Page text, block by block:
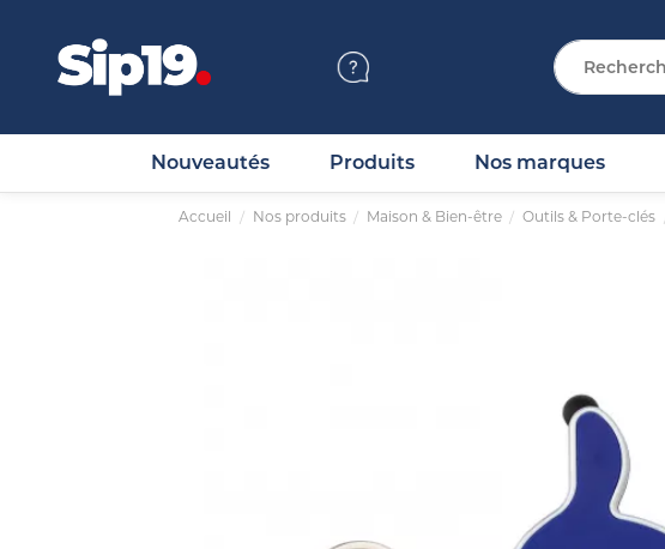
Nouveautés Produits Nos marques
Accueil Nos produits Maison & Bien-être Outils & Porte-clés